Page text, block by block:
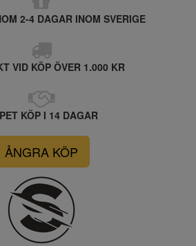
2-4 DAGAR INOM SVERIGE
VID KÖP ÖVER 1.000 KR
KÖP I 14 DAGAR
ÅNGRA KÖP